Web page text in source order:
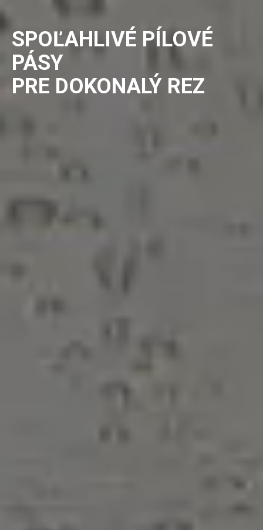
SPOĽAHLIVÉ PÍLOVÉ
PÁSY
PRE DOKONALÝ REZ